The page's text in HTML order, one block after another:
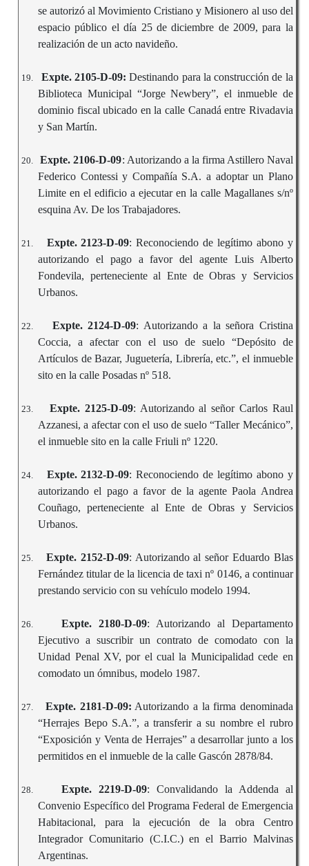
se autorizó al Movimiento Cristiano y Misionero al uso del
espacio público el día 25 de diciembre de 2009, para la
realización de un acto navideño.
19. Expte. 2105-D-09: Destinando para la construcción de la
Biblioteca Municipal “Jorge Newbery”, el inmueble de
dominio fiscal ubicado en la calle Canadá entre Rivadavia
y San Martín.
20. Expte. 2106-D-09: Autorizando a la firma Astillero Naval
Federico Contessi y Compañía S.A. a adoptar un Plano
Limite en el edificio a ejecutar en la calle Magallanes s/nº
esquina Av. De los Trabajadores.
21. Expte. 2123-D-09: Reconociendo de legítimo abono y
autorizando el pago a favor del agente Luis Alberto
Fondevila, perteneciente al Ente de Obras y Servicios
Urbanos.
22. Expte. 2124-D-09: Autorizando a la señora Cristina
Coccia, a afectar con el uso de suelo “Depósito de
Artículos de Bazar, Juguetería, Librería, etc.”, el inmueble
sito en la calle Posadas nº 518.
23. Expte. 2125-D-09: Autorizando al señor Carlos Raul
Azzanesi, a afectar con el uso de suelo “Taller Mecánico”,
el inmueble sito en la calle Friuli nº 1220.
24. Expte. 2132-D-09: Reconociendo de legítimo abono y
autorizando el pago a favor de la agente Paola Andrea
Couñago, perteneciente al Ente de Obras y Servicios
Urbanos.
25. Expte. 2152-D-09: Autorizando al señor Eduardo Blas
Fernández titular de la licencia de taxi nº 0146, a continuar
prestando servicio con su vehículo modelo 1994.
26. Expte. 2180-D-09: Autorizando al Departamento
Ejecutivo a suscribir un contrato de comodato con la
Unidad Penal XV, por el cual la Municipalidad cede en
comodato un ómnibus, modelo 1987.
27. Expte. 2181-D-09: Autorizando a la firma denominada
“Herrajes Bepo S.A.”, a transferir a su nombre el rubro
“Exposición y Venta de Herrajes” a desarrollar junto a los
permitidos en el inmueble de la calle Gascón 2878/84.
28. Expte. 2219-D-09: Convalidando la Addenda al
Convenio Específico del Programa Federal de Emergencia
Habitacional, para la ejecución de la obra Centro
Integrador Comunitario (C.I.C.) en el Barrio Malvinas
Argentinas.